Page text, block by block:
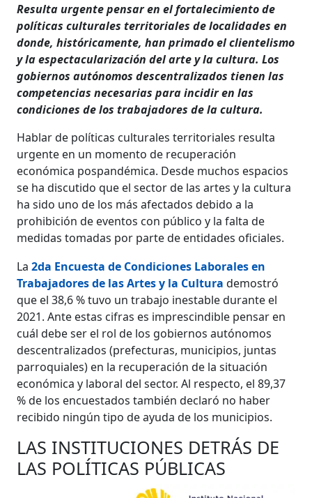
Resulta urgente pensar en el fortalecimiento de
políticas culturales territoriales de localidades en
donde, históricamente, han primado el clientelismo
y la espectacularización del arte y la cultura. Los
gobiernos autónomos descentralizados tienen las
competencias necesarias para incidir en las
condiciones de los trabajadores de la cultura.
Hablar de políticas culturales territoriales resulta
urgente en un momento de recuperación
económica pospandémica. Desde muchos espacios
se ha discutido que el sector de las artes y la cultura
ha sido uno de los más afectados debido a la
prohibición de eventos con público y la falta de
medidas tomadas por parte de entidades oficiales.
La2da Encuesta de Condiciones Laborales en
Trabajadores de las Artes y la Culturademostró
que el 38,6 % tuvo un trabajo inestable durante el
2021. Ante estas cifras es imprescindible pensar en
cuál debe ser el rol de los gobiernos autónomos
descentralizados (prefecturas, municipios, juntas
parroquiales) en la recuperación de la situación
económica y laboral del sector. Al respecto, el 89,37
% de los encuestados también declaró no haber
recibido ningún tipo de ayuda de los municipios.
LAS INSTITUCIONES DETRÁS DE
LAS POLÍTICAS PÚBLICAS